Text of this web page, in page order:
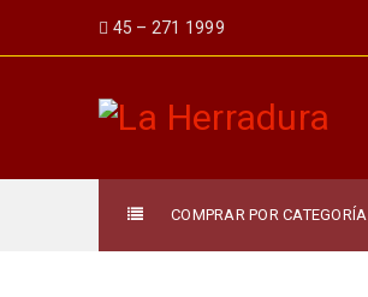
45 – 271 1999
COMPRAR POR CATEGORÍA